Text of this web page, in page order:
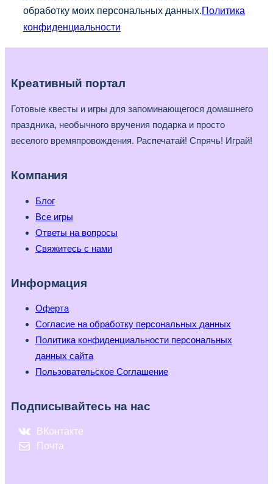
обработку моих персональных данных. Политика
конфиденциальности
Креативный портал
Готовые квесты и игры для запоминающегося домашнего
праздника, необычного вручения подарка и просто
веселого времяпровождения. Распечатай! Спрячь! Играй!
Компания
Блог
Все игры
Ответы на вопросы
Свяжитесь с нами
Информация
Оферта
Согласие на обработку персональных данных
Политика конфиденциальности персональных
данных сайта
Пользовательское Соглашение
Подписывайтесь на нас
ВКонтакте
Почта